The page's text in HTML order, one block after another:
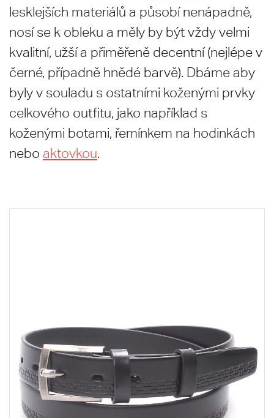
lesklejších materiálů a působí nenápadně,
nosí se k obleku a měly by být vždy velmi
kvalitní, užší a přiměřeně decentní (nejlépe v
černé, případně hnědé barvě). Dbáme aby
byly v souladu s ostatními koženými prvky
celkového outfitu, jako například s
koženými botami, řemínkem na hodinkách
nebo aktovkou.